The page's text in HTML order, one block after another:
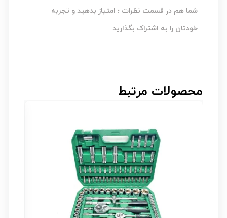
شما هم در قسمت نظرات ؛ امتیاز بدهید و تجربه
خودتان را به اشتراک بگذارید
محصولات مرتبط